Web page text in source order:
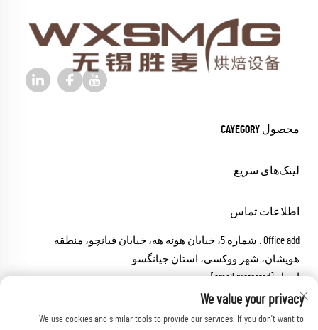
محصول CAYEGORY
لینک‌های سریع
اطلاعات تماس
Office add : شماره 5، خیابان هوئه هه، خیابان قیانچو، منطقه
هویشان، شهر ووکسی، استان جیانگسو
ایمیل:[email protected]
تماس:+86-18652826331
We value your privacy
We use cookies and similar tools to provide our services. If you don't want to